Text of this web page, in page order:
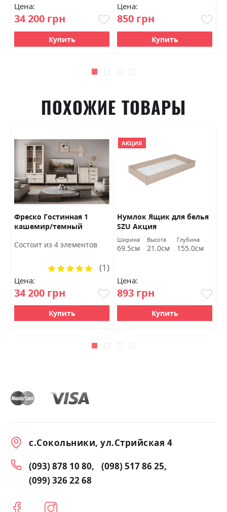
Цена:
34 200 грн
Купить
Цена:
850 грн
Купить
ПОХОЖИЕ ТОВАРЫ
Фреско Гостинная 1
кашемир/темный
Состоит из 4 элементов
Цена:
34 200 грн
Рейтинг:
(1)
Купить
АКЦИЯ
Нумлок Ящик для белья
SZU Акция
Ширина
69.5см
Высота
21.0см
Глубина
155.0см
Цена:
893 грн
Купить
с.Сокольники, ул.Стрийская 4
(093) 878 10 80
(098) 517 86 25
(099) 326 22 68